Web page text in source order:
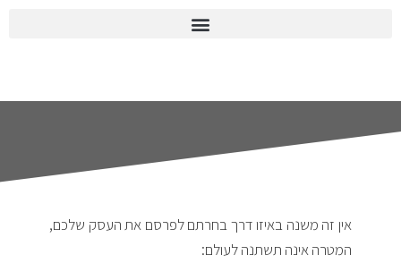
אין זה משנה באיזו דרך בחרתם לפרסם את העסק שלכם,
המטרה אינה תשתנה לעולם: